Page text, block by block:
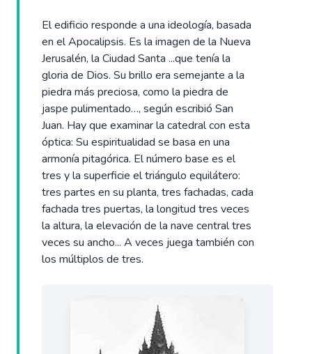
El edificio responde a una ideología, basada
en el Apocalipsis. Es la imagen de la Nueva
Jerusalén, la Ciudad Santa ...que tenía la
gloria de Dios. Su brillo era semejante a la
piedra más preciosa, como la piedra de
jaspe pulimentado…, según escribió San
Juan. Hay que examinar la catedral con esta
óptica: Su espiritualidad se basa en una
armonía pitagórica. El número base es el
tres y la superficie el triángulo equilátero:
tres partes en su planta, tres fachadas, cada
fachada tres puertas, la longitud tres veces
la altura, la elevación de la nave central tres
veces su ancho... A veces juega también con
los múltiplos de tres.